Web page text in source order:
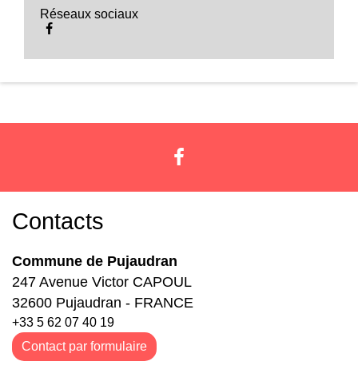
Réseaux sociaux
Contacts
Commune de Pujaudran
247 Avenue Victor CAPOUL
32600 Pujaudran - FRANCE
+33 5 62 07 40 19
Contact par formulaire